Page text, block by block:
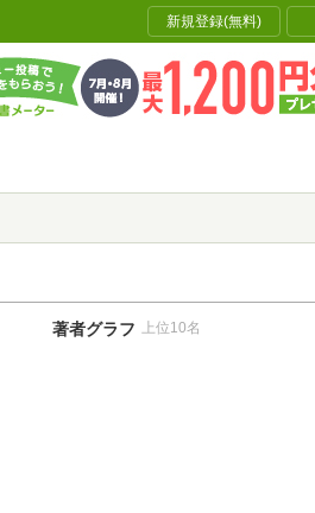
新規登録(無料)
著者グラフ 上位10名